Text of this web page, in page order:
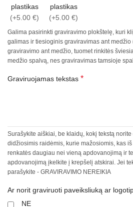
plastikas
(+5.00 €)
plastikas
(+5.00 €)
Galima pasirinkti graviravimo plokštelę, kuri
galimas ir tiesioginis graviravimas ant medžio
graviravimo ant medžio, tuomet rinkitės
medžio spalvą, nes graviravimas tamsioje
Graviruojamas tekstas *
Surašykite aiškiai, be klaidų, kokį tekstą
didžiosimis raidėmis, kurie mažosiomis, kas
renkatės daugiau nei vieną apdovanojimą ir
apdovanojimą įkelkite į krepšelį atskirai. Jei
parašykite - GRAVIRAVIMO NEREIKIA
Ar norit graviruoti paveiksliuką ar
NE